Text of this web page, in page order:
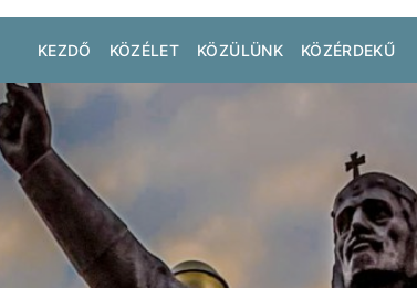
KEZDŐ KÖZÉLET KÖZÜLÜNK KÖZÉRDEKŰ